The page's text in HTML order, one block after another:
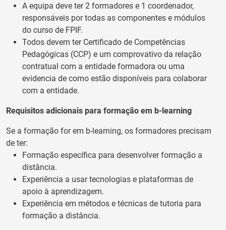
A equipa deve ter 2 formadores e 1 coordenador,
responsáveis por todas as componentes e módulos
do curso de FPIF.
Todos devem ter Certificado de Competências
Pedagógicas (CCP) e um comprovativo da relação
contratual com a entidade formadora ou uma
evidencia de como estão disponíveis para colaborar
com a entidade.
Requisitos adicionais para formação em b-learning
Se a formação for em b-learning, os formadores precisam
de ter:
Formação específica para desenvolver formação a
distância.
Experiência a usar tecnologias e plataformas de
apoio à aprendizagem.
Experiência em métodos e técnicas de tutoria para
formação a distância.